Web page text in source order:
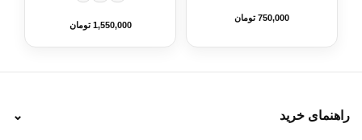
750,000 تومان
1,550,000 تومان
راهنمای خرید ⌄